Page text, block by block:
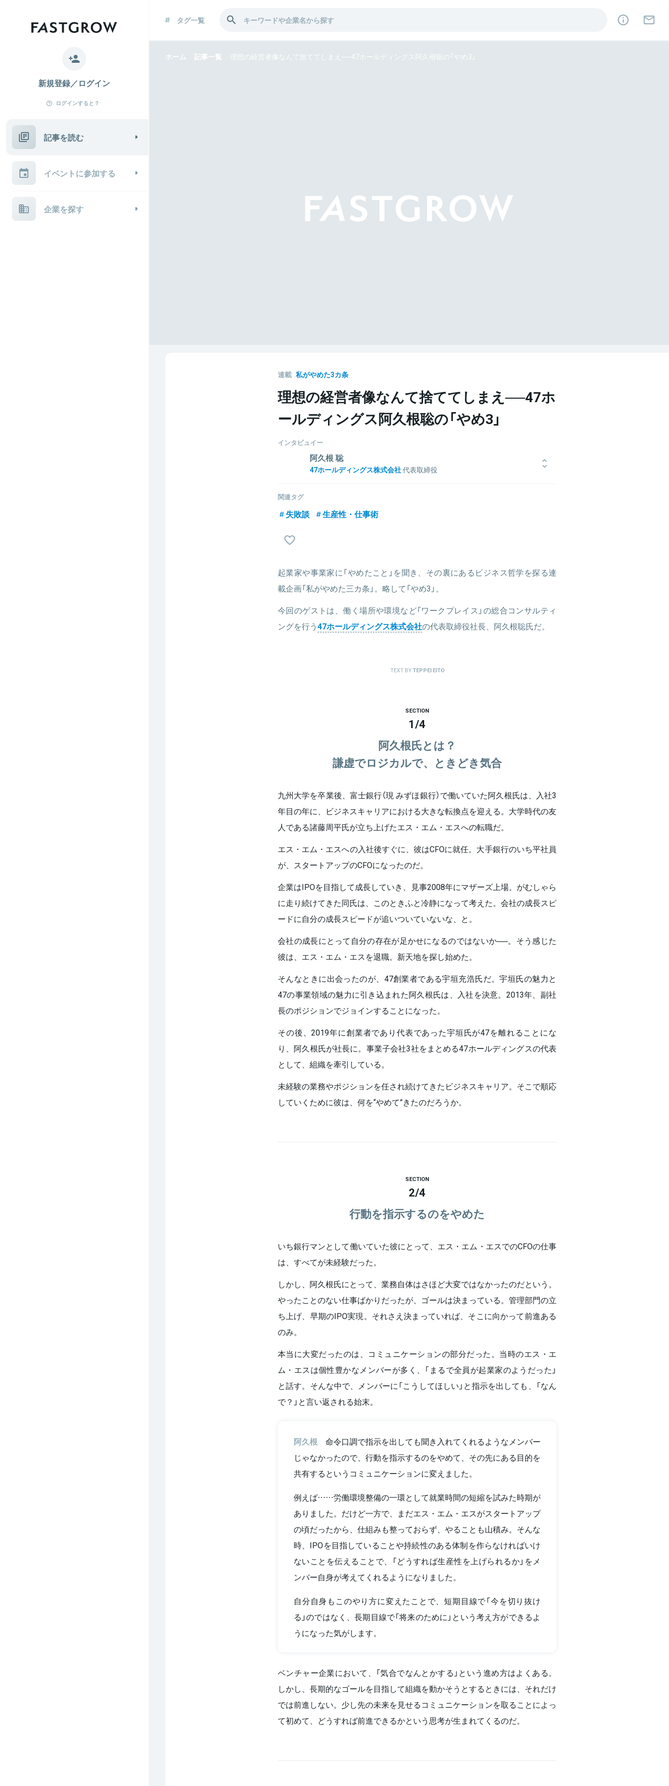
新規登録／ログイン
ログインすると？
記事を読む
イベントに参加する
企業を探す
タグ一覧
ホーム 記事一覧 理想の経営者像なんて捨ててしまえ──47ホールディングス阿久根聡の「やめ3」
連載 私がやめた3カ条
理想の経営者像なんて捨ててしまえ──47ホ
ールディングス阿久根聡の「やめ3」
インタビュイー
阿久根 聡
47ホールディングス株式会社代表取締役
エム・エスに入社、翌年に取締役に就任。2013年に副社長として47へジョインし、2015
関連タグ
失敗談 生産性・仕事術
起業家や事業家に「やめたこと」を聞き、その裏にあるビジネス哲学を探る連
載企画「私がやめた三カ条」。略して「やめ3」。
今回のゲストは、働く場所や環境など「ワークプレイス」の総合コンサルティ
ングを行う47ホールディングス株式会社の代表取締役社長、阿久根聡氏だ。
TEXT BYTEPPEI EITO
SECTION
1/4
阿久根氏とは？
謙虚でロジカルで、ときどき気合
九州大学を卒業後、富士銀行（現 みずほ銀行）で働いていた阿久根氏は、入社3
年目の年に、ビジネスキャリアにおける大きな転換点を迎える。大学時代の友
人である諸藤周平氏が立ち上げたエス・エム・エスへの転職だ。
エス・エム・エスへの入社後すぐに、彼はCFOに就任。大手銀行のいち平社員
が、スタートアップのCFOになったのだ。
企業はIPOを目指して成長していき、見事2008年にマザーズ上場。がむしゃら
に走り続けてきた同氏は、このときふと冷静になって考えた。会社の成長スピ
ードに自分の成長スピードが追いついていないな、と。
会社の成長にとって自分の存在が足かせになるのではないか──。そう感じた
彼は、エス・エム・エスを退職。新天地を探し始めた。
そんなときに出会ったのが、47創業者である宇垣充浩氏だ。宇垣氏の魅力と
47の事業領域の魅力に引き込まれた阿久根氏は、入社を決意。2013年、副社
長のポジションでジョインすることになった。
その後、2019年に創業者であり代表であった宇垣氏が47を離れることにな
り、阿久根氏が社長に。事業子会社3社をまとめる47ホールディングスの代表
として、組織を牽引している。
未経験の業務やポジションを任され続けてきたビジネスキャリア。そこで順応
していくために彼は、何を“やめて”きたのだろうか。
SECTION
2/4
行動を指示するのをやめた
いち銀行マンとして働いていた彼にとって、エス・エム・エスでのCFOの仕事
は、すべてが未経験だった。
しかし、阿久根氏にとって、業務自体はさほど大変ではなかったのだという。
やったことのない仕事ばかりだったが、ゴールは決まっている。管理部門の立
ち上げ、早期のIPO実現。それさえ決まっていれば、そこに向かって前進ある
のみ。
本当に大変だったのは、コミュニケーションの部分だった。当時のエス・エ
ム・エスは個性豊かなメンバーが多く、「まるで全員が起業家のようだった」
と話す。そんな中で、メンバーに「こうしてほしい」と指示を出しても、「なん
で？」と言い返される始末。
阿久根
命令口調で指示を出しても聞き入れてくれるようなメンバー
じゃなかったので、行動を指示するのをやめて、その先にある目的を
共有するというコミュニケーションに変えました。
例えば……労働環境整備の一環として就業時間の短縮を試みた時期が
ありました。だけど一方で、まだエス・エム・エスがスタートアップ
の頃だったから、仕組みも整っておらず、やることも山積み。そんな
時、IPOを目指していることや持続性のある体制を作らなければいけ
ないことを伝えることで、「どうすれば生産性を上げられるか」をメ
ンバー自身が考えてくれるようになりました。
自分自身もこのやり方に変えたことで、短期目線で「今を切り抜け
る」のではなく、長期目線で「将来のために」という考え方ができるよ
うになった気がします。
ベンチャー企業において、「気合でなんとかする」という進め方はよくある。
しかし、長期的なゴールを目指して組織を動かそうとするときには、それだけ
では前進しない。少し先の未来を見せるコミュニケーションを取ることによっ
て初めて、どうすれば前進できるかという思考が生まれてくるのだ。